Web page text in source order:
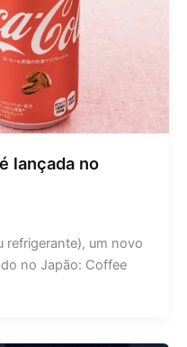
lançada no
refrigerante), um novo
no Japão: Coffee